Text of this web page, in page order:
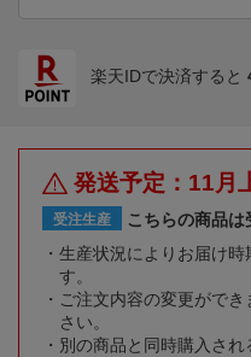
楽天IDで決済すると
発送予定：11月
受注生産
こちらの商品は
生産状況によりお届け時
す。
ご注文内容の変更がで
さい。
別の商品と同時購入さ